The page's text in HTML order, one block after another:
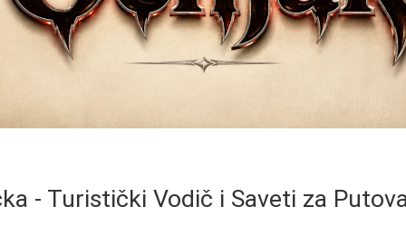
- Turistički Vodič i Saveti za